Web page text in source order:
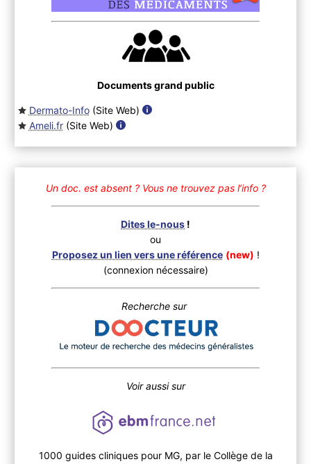
Documents grand public
Dermato-Info(Site Web)
Ameli.fr(Site Web)
Un doc. est absent ? Vous ne trouvez pas l’info ?
Dites le-nous !
ou
Proposez un lien vers une référence (new) !
(connexion nécessaire)
Recherche sur
Voir aussi sur
1000 guides cliniques pour MG, par le Collège de la